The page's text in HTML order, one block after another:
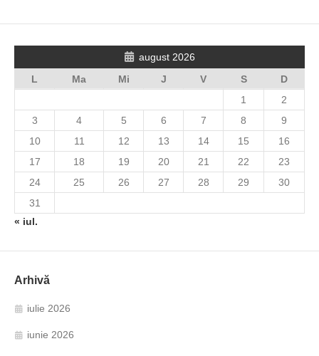
august 2026
L
Ma Mi J V S
D
1
2
3
4 5 6 7 8
9
10
11 12 13 14 15
16
17
18 19 20 21 22
23
24
25 26 27 28 29
30
31
« iul.
Arhivă
iulie 2026
iunie 2026